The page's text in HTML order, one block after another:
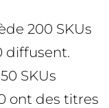
200 SKUs
diffusent.
SKUs
ont des titres